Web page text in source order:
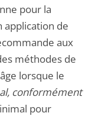
pour la
application de
aux
méthodes de
lorsque le
conformément
pour